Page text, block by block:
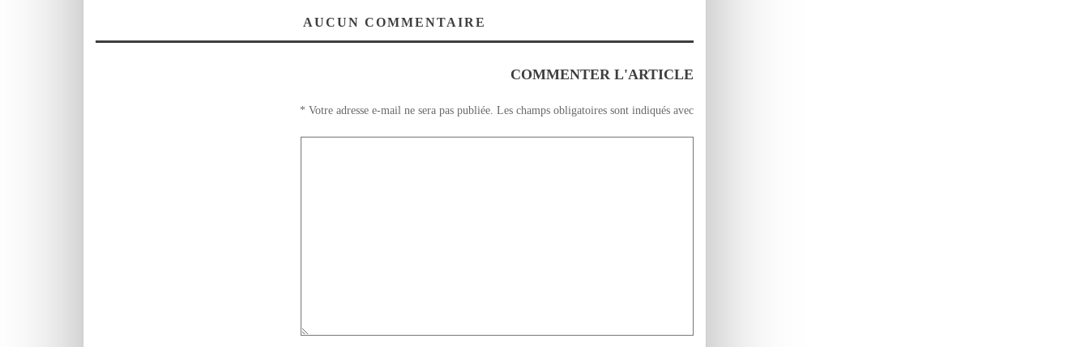
AUCUN COMMENTAIRE
COMMENTER L'ARTICLE
Votre adresse e-mail ne sera pas publiée. Les champs obligatoires sont indiqués avec
*